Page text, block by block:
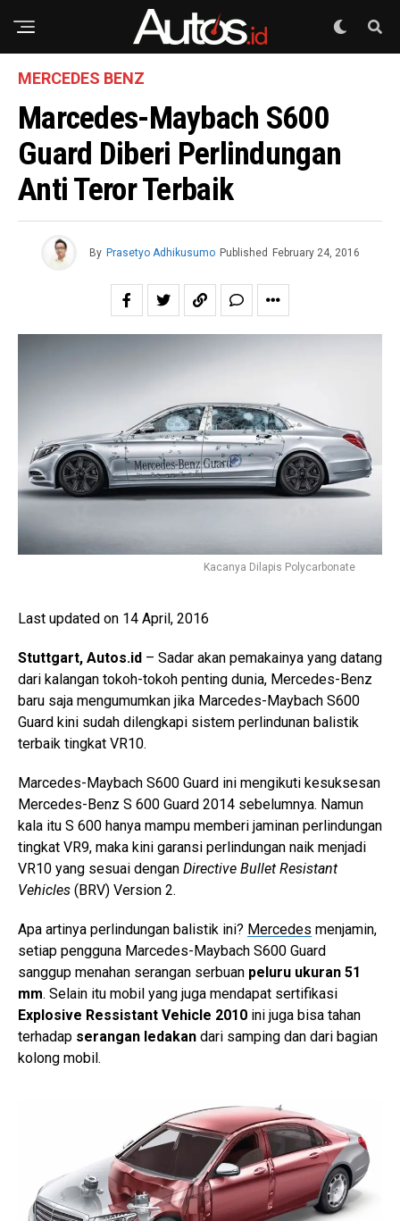
MERCEDES BENZ
Marcedes-Maybach S600
Guard Diberi Perlindungan
Anti Teror Terbaik
By Prasetyo Adhikusumo Published February 24, 2016
Kacanya Dilapis Polycarbonate
Last updated on 14 April, 2016
Stuttgart, Autos.id – Sadar akan pemakainya yang datang
dari kalangan tokoh-tokoh penting dunia, Mercedes-Benz
baru saja mengumumkan jika Marcedes-Maybach S600
Guard kini sudah dilengkapi sistem perlindunan balistik
terbaik tingkat VR10.
Marcedes-Maybach S600 Guard ini mengikuti kesuksesan
Mercedes-Benz S 600 Guard 2014 sebelumnya. Namun
kala itu S 600 hanya mampu memberi jaminan perlindungan
tingkat VR9, maka kini garansi perlindungan naik menjadi
VR10 yang sesuai dengan Directive Bullet Resistant
Vehicles (BRV) Version 2.
Apa artinya perlindungan balistik ini? Mercedes menjamin,
setiap pengguna Marcedes-Maybach S600 Guard
sanggup menahan serangan serbuan peluru ukuran 51
mm. Selain itu mobil yang juga mendapat sertifikasi
Explosive Ressistant Vehicle 2010 ini juga bisa tahan
terhadap serangan ledakan dari samping dan dari bagian
kolong mobil.